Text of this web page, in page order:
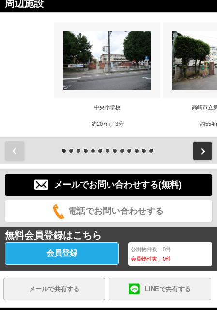
周辺施設
中央小学校
約207m／3分
高崎市立
約
メールでお問い合わせする(無料)
電話でお問い合わせする
無料会員登録はこちら
会員登録 公開物件数：0件
会員物件数：0件
メールで共有する LINEで共有する